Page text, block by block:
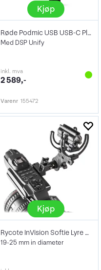
Kjøp
Røde Podmic USB USB-C Plus XLR Mikrofon
Med DSP Unify
inkl. mva
2 589,-
Varenr 155472
Kjøp
Rycote InVision Softie Lyre Mount MHR
19-25 mm in diameter